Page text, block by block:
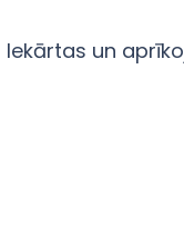
Iekārtas un